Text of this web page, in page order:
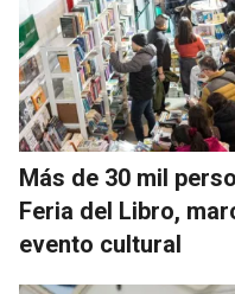
Más de 30 mil
Feria del Libro,
evento cultural